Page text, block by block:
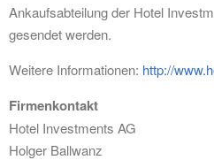
Ankaufsabteilung der Hotel
gesendet werden.
Weitere Informationen: http://
Firmenkontakt
Hotel Investments AG
Holger Ballwanz